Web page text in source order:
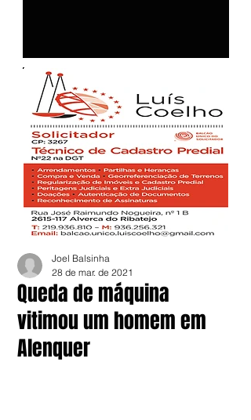
Queda de máquina
vitimou um homem em
Alenquer
Joel Balsinha
28 de mar. de 2021